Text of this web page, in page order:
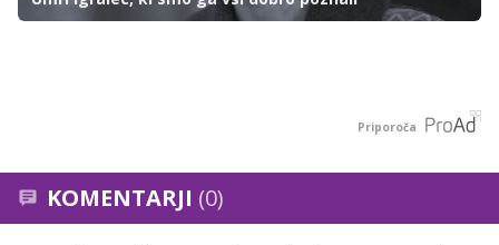
Priporoča
KOMENTARJI (0)